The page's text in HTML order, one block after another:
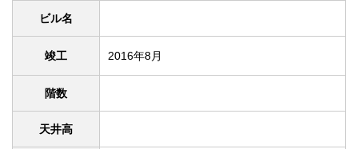
ビル名
竣工 2016年8月
階数
天井高